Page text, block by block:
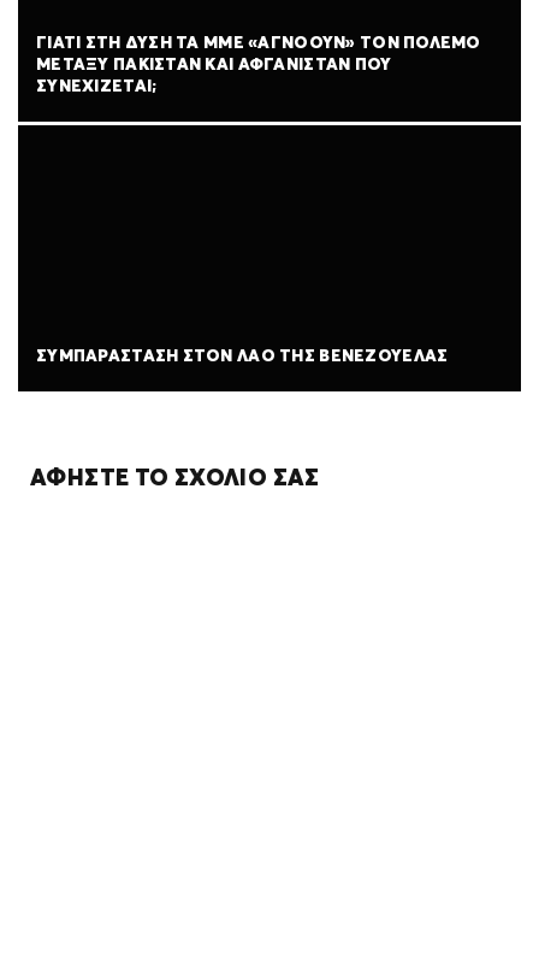
ΓΙΑΤΊ ΣΤΗ ΔΎΣΗ ΤΑ ΜΜΕ «ΑΓΝΟΟΎΝ» ΤΟΝ ΠΌΛΕΜΟ
ΜΕΤΑΞΎ ΠΑΚΙΣΤΆΝ ΚΑΙ ΑΦΓΑΝΙΣΤΆΝ ΠΟΥ
ΣΥΝΕΧΊΖΕΤΑΙ;
ΣΥΜΠΑΡΆΣΤΑΣΗ ΣΤΟΝ ΛΑΌ ΤΗΣ ΒΕΝΕΖΟΥΈΛΑΣ
ΑΦΉΣΤΕ ΤΟ ΣΧΌΛΙΌ ΣΑΣ